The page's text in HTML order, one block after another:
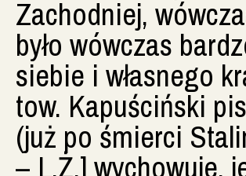
Zachodniej,
było wówczas
siebie i własnego
tow. Kapuściński
(już po śmierci
– L.Ż.] wychowuje,